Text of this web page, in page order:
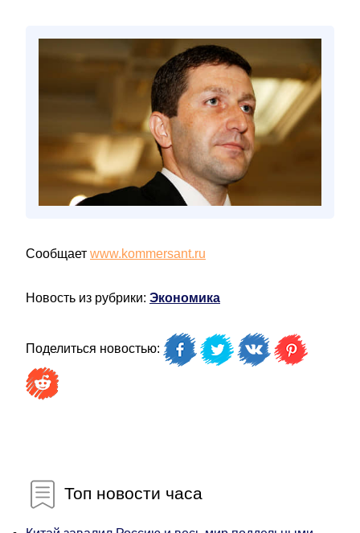
Сообщает www.kommersant.ru
Новость из рубрики: Экономика
Поделиться новостью:
Топ новости часа